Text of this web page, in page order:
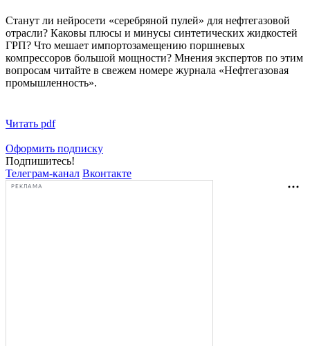
Станут ли нейросети «серебряной пулей» для нефтегазовой
отрасли? Каковы плюсы и минусы синтетических жидкостей
ГРП? Что мешает импортозамещению поршневых
компрессоров большой мощности? Мнения экспертов по этим
вопросам читайте в свежем номере журнала «Нефтегазовая
промышленность».
Читать pdf
Оформить подписку
Подпишитесь!
Телеграм-канал Вконтакте
РЕКЛАМА